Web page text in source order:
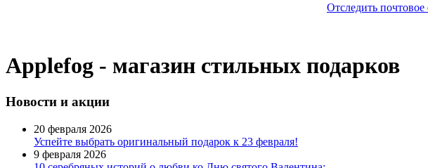
Отследить
Applefog - магазин стильных подарков
Новости и акции
20 февраля 2026
Успейте выбрать оригинальный подарок к 23 февраля!
9 февраля 2026